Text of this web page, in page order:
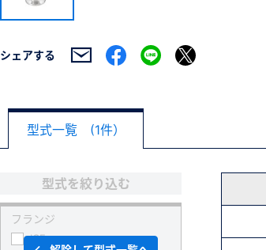
シェアする
型式一覧 (1件）
型式を絞り込む
フランジ
ICF